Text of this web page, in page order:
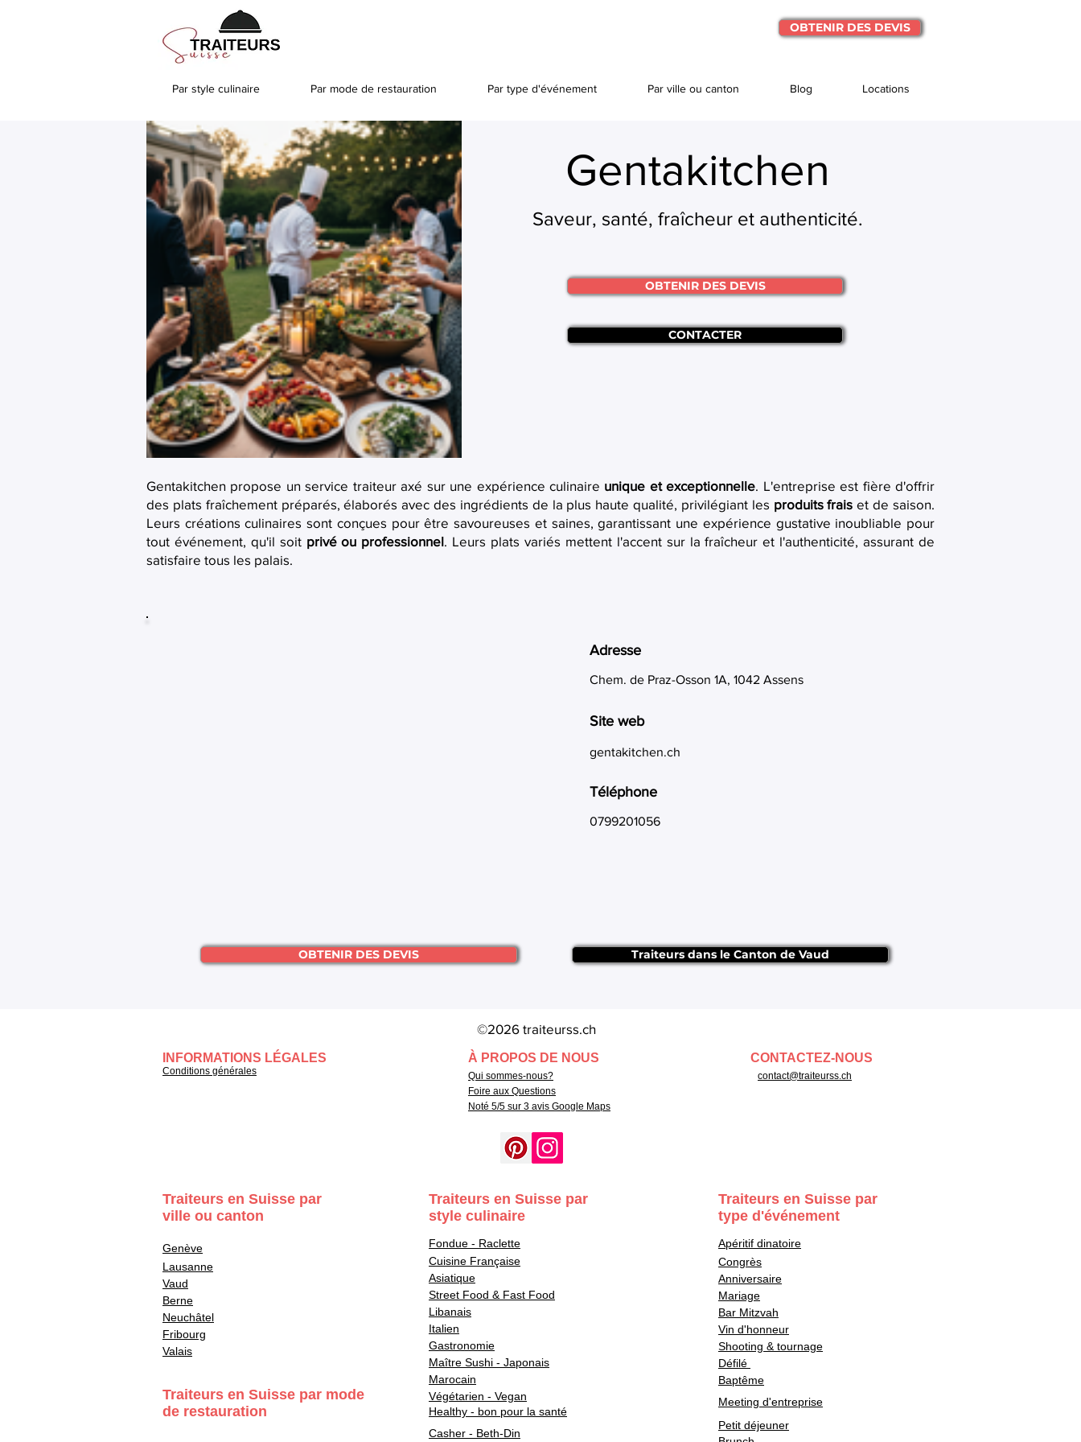
OBTENIR DES DEVIS
Par style culinaire Par mode de restauration Par type d'événement Par ville ou canton Blog Locations
Gentakitchen
Saveur, santé, fraîcheur et authenticité.
OBTENIR DES DEVIS
CONTACTER
Gentakitchen propose un service traiteur axé sur une expérience culinaire unique et exceptionnelle. L'entreprise est fière d'offrir
des plats fraîchement préparés, élaborés avec des ingrédients de la plus haute qualité, privilégiant les produits frais et de saison.
Leurs créations culinaires sont conçues pour être savoureuses et saines, garantissant une expérience gustative inoubliable pour
tout événement, qu'il soit privé ou professionnel. Leurs plats variés mettent l'accent sur la fraîcheur et l'authenticité, assurant de
satisfaire tous les palais.
Adresse
Chem. de Praz-Osson 1A, 1042 Assens
Site web
gentakitchen.ch
Téléphone
0799201056
OBTENIR DES DEVIS Traiteurs dans le Canton de Vaud
©2026 traiteurss.ch
INFORMATIONS LÉGALES
Conditions générales
À PROPOS DE NOUS
Qui sommes-nous?
CONTACTEZ-NOUS
contact@traiteurss.ch
Foire aux Questions
Noté 5/5 sur 3 avis Google Maps
Traiteurs en Suisse par
ville ou canton
Genève
Lausanne
Vaud
Berne
Neuchâtel
Fribourg
Valais
Traiteurs en Suisse par
style culinaire
Fondue - Raclette
Cuisine Française
Asiatique
Street Food & Fast Food
Libanais
Italien
Gastronomie
Maître Sushi - Japonais
Marocain
Traiteurs en Suisse par mode
de restauration
Végétarien - Vegan
Healthy - bon pour la santé
Casher - Beth-Din
Traiteurs en Suisse par
type d'événement
Apéritif dinatoire
Congrès
Anniversaire
Mariage
Bar Mitzvah
Vin d'honneur
Shooting & tournage
Défilé
Baptême
Meeting d'entreprise
Petit déjeuner